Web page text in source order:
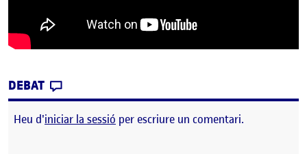
DEBAT
Heu d'iniciar la sessió per escriure un comentari.